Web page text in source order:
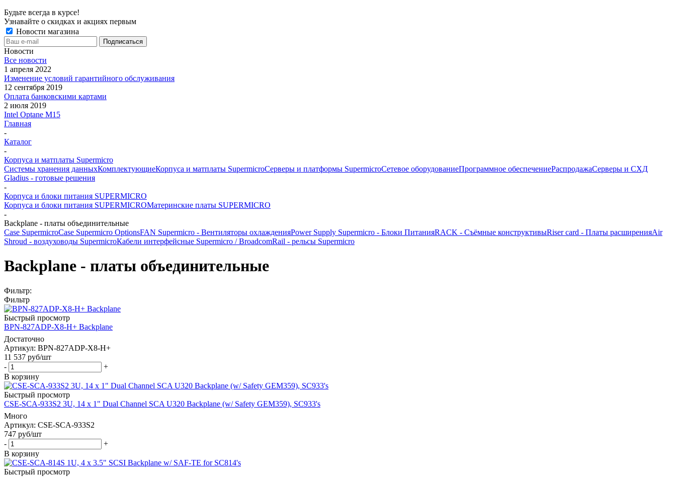
Будьте всегда в курсе!
Узнавайте о скидках и акциях первым
Новости магазина
Новости
Все новости
1 апреля 2022
Изменение условий гарантийного обслуживания
12 сентября 2019
Оплата банковскими картами
2 июля 2019
Intel Optane M15
Главная
-
Каталог
-
Корпуса и матплаты Supermicro
Системы хранения данныхКомплектующиеКорпуса и матплаты SupermicroСерверы и платформы SupermicroСетевое оборудованиеПрограммное обеспечениеРаспродажаСерверы и СХД
Gladius - готовые решения
-
Корпуса и блоки питания SUPERMICRO
Корпуса и блоки питания SUPERMICROМатеринские платы SUPERMICRO
-
Backplane - платы объединительные
Case SupermicroCase Supermicro OptionsFAN Supermicro - Вентиляторы охлажденияPower Supply Supermicro - Блоки ПитанияRACK - Съёмные конструктивыRiser card - Платы расширенияAir
Shroud - воздуховоды SupermicroКабели интерфейсные Supermicro / BroadcomRail - рельсы Supermicro
Backplane - платы объединительные
Фильтр:
Фильтр
Быстрый просмотр
BPN-827ADP-X8-H+ Backplane
Достаточно
Артикул: BPN-827ADP-X8-H+
11 537 руб/шт
-
+
В корзину
Быстрый просмотр
CSE-SCA-933S2 3U, 14 x 1" Dual Channel SCA U320 Backplane (w/ Safety GEM359), SC933's
Много
Артикул: CSE-SCA-933S2
747 руб/шт
-
+
В корзину
Быстрый просмотр